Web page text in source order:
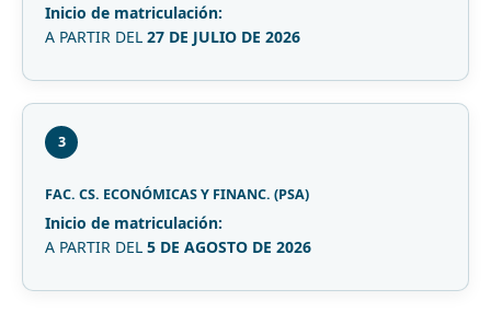
Inicio de matriculación:
A PARTIR DEL 27 DE JULIO DE 2026
3
FAC. CS. ECONÓMICAS Y FINANC. (PSA)
Inicio de matriculación:
A PARTIR DEL 5 DE AGOSTO DE 2026